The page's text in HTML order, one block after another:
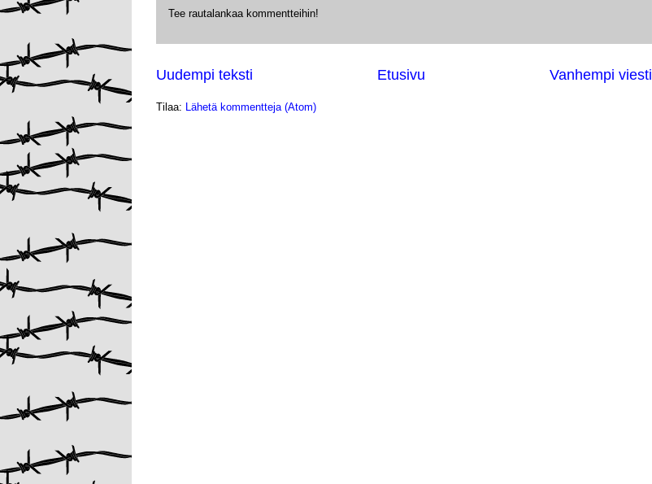
Tee rautalankaa kommentteihin!
Uudempi teksti Vanhempi viesti
Etusivu
Tilaa: Lähetä kommentteja (Atom)